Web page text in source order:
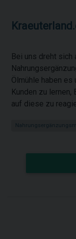
Bei uns dreht sich
Ölmühle haben es
Kunden zu
auf diese zu